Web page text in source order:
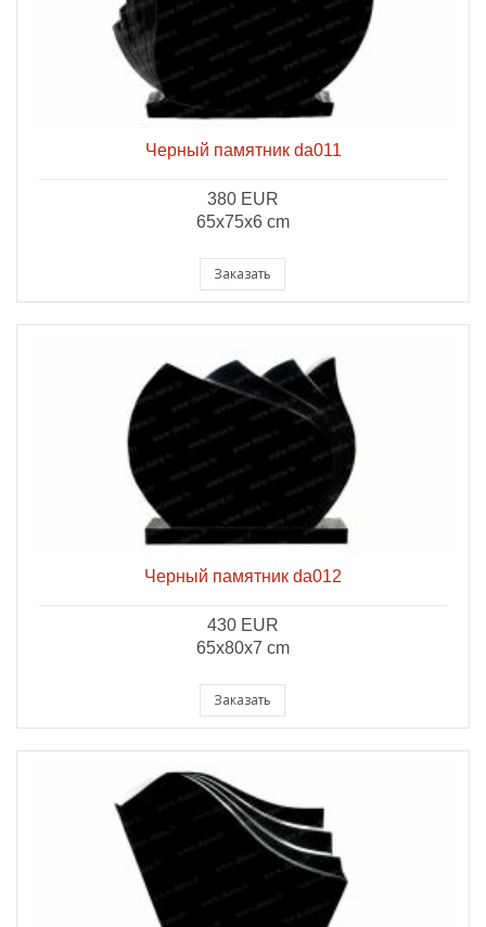
Черный памятник da011
380 EUR
65x75x6 cm
Заказать
Черный памятник da012
430 EUR
65x80x7 cm
Заказать